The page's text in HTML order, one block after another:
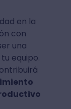
en la
con
una
equipo.